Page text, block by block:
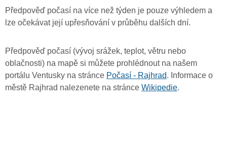
Předpověď počasí na více než týden je pouze výhledem a
lze očekávat její upřesňování v průběhu dalších dní.
Předpověď počasí (vývoj srážek, teplot, větru nebo
oblačnosti) na mapě si můžete prohlédnout na našem
portálu Ventusky na stránce Počasí - Rajhrad. Informace o
městě Rajhrad nalezenete na stránce Wikipedie.